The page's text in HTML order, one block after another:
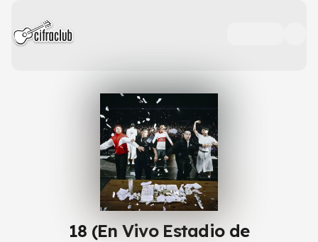
18 (En Vivo Estadio de